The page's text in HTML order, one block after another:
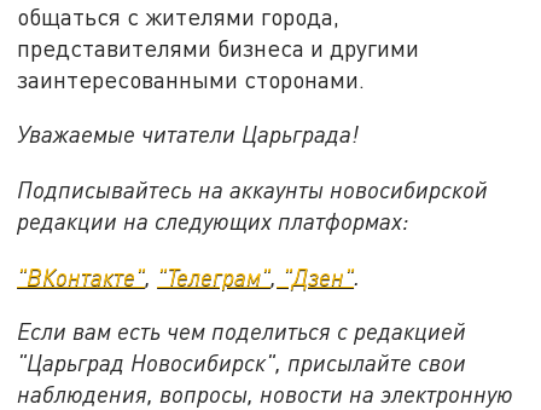
общаться с жителями города,
представителями бизнеса и другими
заинтересованными сторонами.
Уважаемые читатели Царьграда!
Подписывайтесь на аккаунты новосибирской
редакции на следующих платформах:
"ВКонтакте" "Телеграм" "Дзен"
Если вам есть чем поделиться с редакцией
"Царьград Новосибирск", присылайте свои
наблюдения, вопросы, новости на электронную